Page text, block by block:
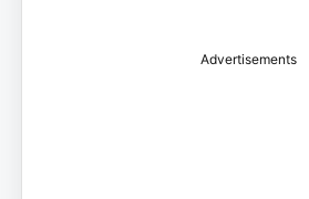
Advertisements